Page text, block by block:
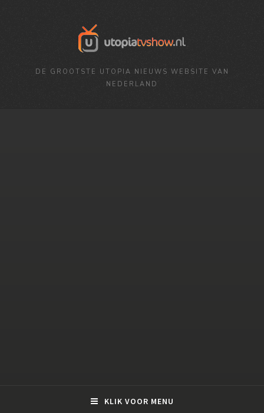
DE GROOTSTE UTOPIA NIEUWS WEBSITE VAN
NEDERLAND
KLIK VOOR MENU